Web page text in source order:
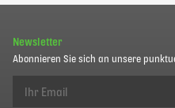
Newsletter
Abonnieren Sie sich an unsere